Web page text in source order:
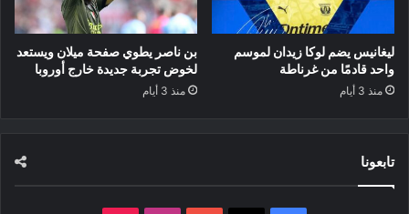
ليغانيس يضم لوكا زيدان لموسم
واحد قادمًا من غرناطة
منذ 3 أيام
بن ناصر يطوي صفحة ميلان ويستعد
لخوض تجربة جديدة خارج أوروبا
منذ 3 أيام
تابعونا